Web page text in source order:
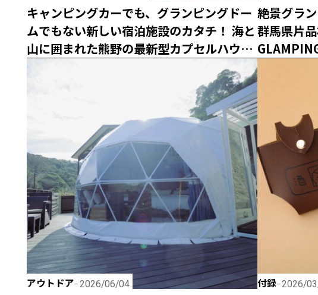
キャンピングカーでも、グランピングドー
ムでもない新しい宿泊施設のカタチ！ 海と
山に囲まれた熊野の最新型カプセルハウス
「ザ・グランスイート」
絶景グラ
群馬県片
アウトドア 2026/06/04 付録 2026/